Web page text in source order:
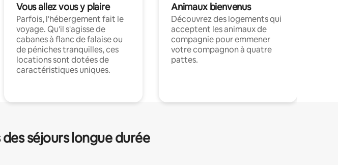
Vous allez vous y plaire
Parfois, l'hébergement fait le
voyage. Qu'il s'agisse de
cabanes à flanc de falaise ou
de péniches tranquilles, ces
locations sont dotées de
caractéristiques uniques.
Animaux bienvenus
Découvrez des logements qui
acceptent les animaux de
compagnie pour emmener
votre compagnon à quatre
pattes.
séjours longue durée